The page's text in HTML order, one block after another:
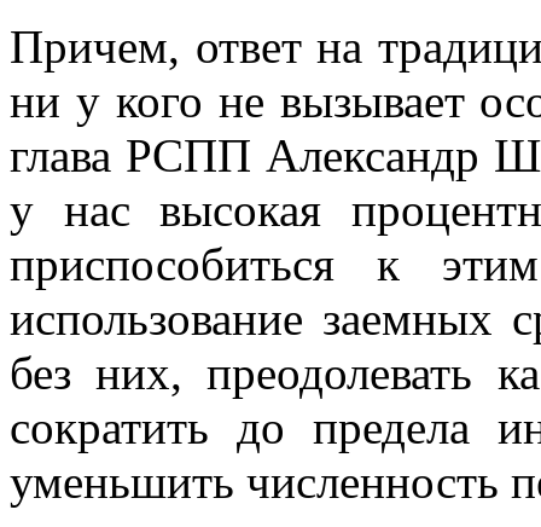
Причем, ответ на
ни у кого не вызывает
глава РСПП Александр
у нас высокая
приспособиться к
использование заемных
без них, преодолевать
сократить до предела
уменьшить численность